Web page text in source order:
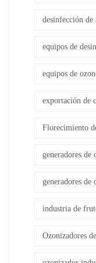
desinfección de
equipos de
equipos de
exportación de
Florecimiento
generadores de
generadores de
industria de
Ozonizadores